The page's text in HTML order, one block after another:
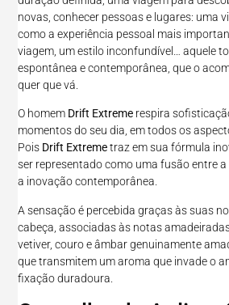
novas, conhecer pessoas e lugares: uma
como a experiência pessoal mais
viagem, um estilo inconfundível… aquele
espontânea e contemporânea, que o
quer que vá.
O homem Drift Extreme respira
momentos do seu dia, em todos os
Pois Drift Extremetraz em sua fórmula
ser representado como uma fusão entre
a inovação contemporânea.
A sensação é percebida graças às suas
cabeça, associadas às notas
vetiver, couro e âmbar genuinamente
que transmitem um aroma que invade o
fixação duradoura.